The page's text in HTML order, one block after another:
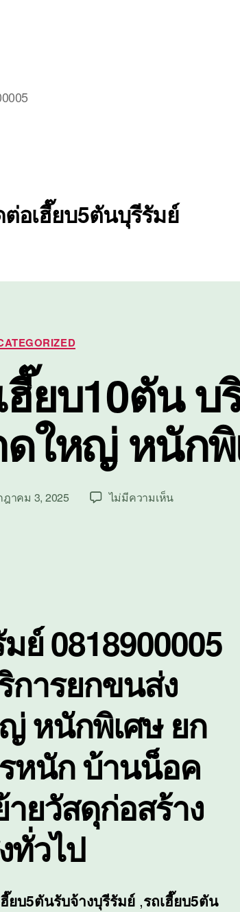
อเฮี๊ยบ5ตันบุรีรัมย์
Categories
ยบ10ตัน บ
ใหญ่ หนักพิ
ฎาคม 3, 2025 ไม่มีความเห็นบน
ขนาด
ใหญ่
หนัก
พิเศษ
ย์ 0818900005
การยกขนส่ง
หนักพิเศษ ยก
หนัก บ้านน็อค
ยวัสดุก่อสร้าง
ทั่วไป
ยบ5ตันรับจ้างบุรีรัมย์,รถเฮี๊ยบ5ตัน